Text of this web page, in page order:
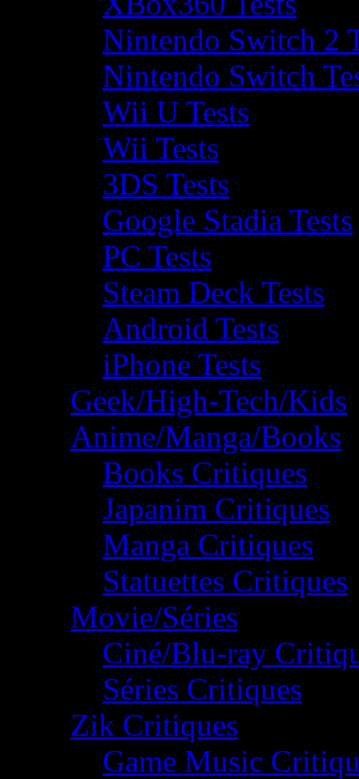
Nintendo Switch 2
Nintendo Switch
Wii U Tests
Wii Tests
3DS Tests
Google Stadia Tests
PC Tests
Steam Deck Tests
Android Tests
iPhone Tests
Geek/High-Tech/Kids
Anime/Manga/Books
Books Critiques
Japanim Critiques
Manga Critiques
Statuettes Critiques
Movie/Séries
Ciné/Blu-ray
Séries Critiques
Zik Critiques
Game Music